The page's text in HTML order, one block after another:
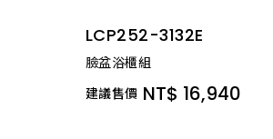
LCP252-3132E
臉盆浴櫃組
建議售價 NT$ 16,940